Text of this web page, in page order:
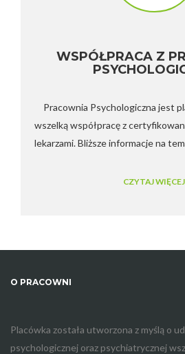
WSPÓŁPRACA Z
Pracownia Psychologiczna jest
wszelką współpracę z
lekarzami. Bliższe informacje na
CZYTAJ WIĘCEJ
O PRACOWNI
Placówka została utworzona z myślą o
psychologicznej oraz psychiatrycznej